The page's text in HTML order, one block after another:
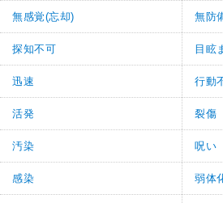
無感覚(忘却) 無防
探知不可 目眩
迅速 行動
活発 裂傷
汚染 呪い
感染 弱体